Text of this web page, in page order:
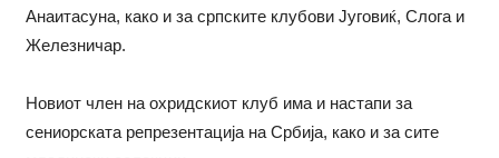
Анаитасуна, како и за српските клубови Југовиќ, Слога и
Железничар.
Новиот член на охридскиот клуб има и настапи за
сениорската репрезентација на Србија, како и за сите